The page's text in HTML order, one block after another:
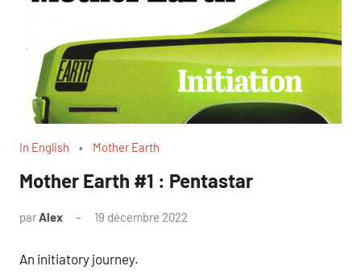
In English Mother Earth
Mother Earth #1 : Pentastar
parAlex 19 décembre 2022
An initiatory journey.